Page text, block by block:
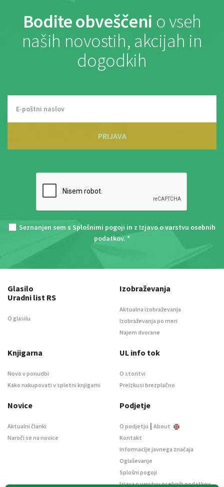
Bodite obveščeni o vseh
naših novostih, akcijah in
dogodkih
PRIJAVA
Seznanjen sem s Splošnimi pogoji in z Izjavo o varstvu osebnih
podatkov. *
Glasilo
Uradni list RS
O glasilu
Izobraževanja
Aktualna izobraževanja
Izobraževanja po meri
Najem dvorane
Knjigarna
Novo v ponudbi
Kako nakupovati v spletni knjigarni
UL info tok
O storitvi
Preizkusi brezplačno
Novice
Aktualni članki
Naroči se na novice
Podjetje
O podjetju | About
Kontakt
Informacije javnega značaja
Oglaševanje
Splošni pogoji
Izjava o varstvu osebnih podatkov